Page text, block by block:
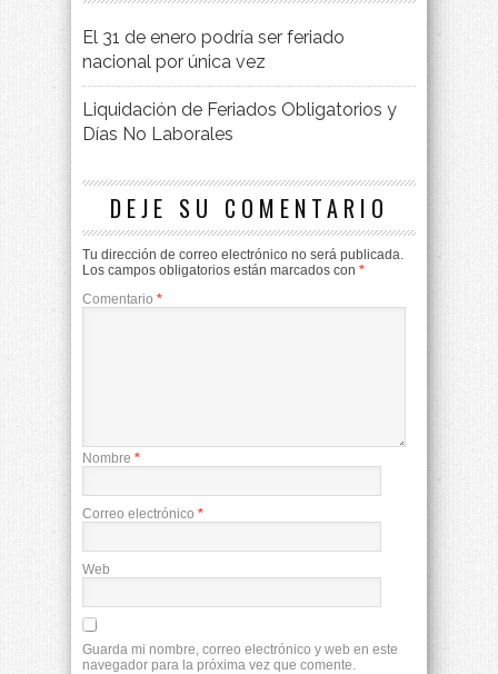
El 31 de enero podría ser feriado
nacional por única vez
Liquidación de Feriados Obligatorios y
Días No Laborales
DEJE SU COMENTARIO
Tu dirección de correo electrónico no será publicada.
Los campos obligatorios están marcados con *
Comentario *
Nombre *
Correo electrónico *
Web
Guarda mi nombre, correo electrónico y web en este
navegador para la próxima vez que comente.